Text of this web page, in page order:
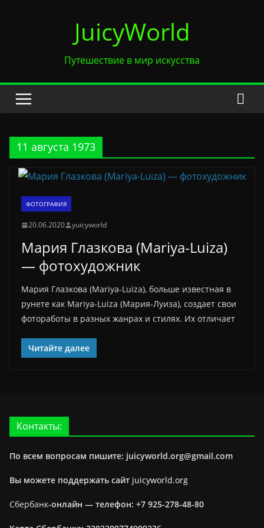
JuicyWorld
Путешествие в мир искусства
11 августа 1973
ФОТОГРАФИЯ
20.06.2020 yuicyworld
Мария Глазкова (Mariya-Luiza)
— фотохудожник
Мария Глазкова (Mariya-Luiza), больше известная в
рунете как Mariya-Luiza (Мария-Луиза), создает свои
фотоработы в разных жанрах и стилях. Их отличает
Читайте далее
Контакты:
По всем вопросам пишите: juicyworld.org@gmail.com
Вы можете поддержать сайт juicyworld.org
Сбербанк-онлайн — телефон: +7 925-278-48-80